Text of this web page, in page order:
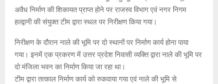
अवैध निर्माण की शिकायत प्राप्त होने पर राजस्व विभाग एवं नगर निगम
हल्द्वानी की संयुक्त टीम द्वारा स्थल पर निरीक्षण किया गया।
निरीक्षण के दौरान नाले की भूमि पर दो स्थानों पर निर्माण कार्य होना पाया
गया। इनमें एक प्रकरण में उत्तर प्रदेश निवासी व्यक्ति द्वारा नाले की भूमि पर
दो मंजिला भवन का निर्माण किया जा रहा था।
टीम द्वारा तत्काल निर्माण कार्य को रुकवाया गया एवं नाले की भूमि से